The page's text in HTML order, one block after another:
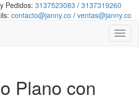
Pedidos: 3137523083 / 3137319260
contacto@janny.co / ventas@janny.co
Plano con